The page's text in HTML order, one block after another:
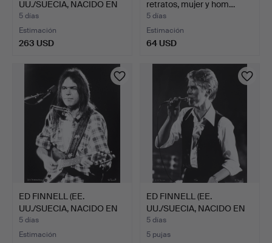
UU./SUECIA, NACIDO EN
1956…
5 días
Estimación
263 USD
retratos, mujer y hom…
5 días
Estimación
64 USD
ED FINNELL (EE.
UU./SUECIA, NACIDO EN
1956…
5 días
Estimación
ED FINNELL (EE.
UU./SUECIA, NACIDO EN
1956…
5 días
5 pujas